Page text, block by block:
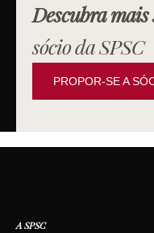
Descubra mais
sócio da SPSC
PROPOR-SE A
A SPSC